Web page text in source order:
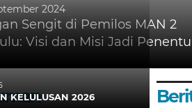
2024
Sengit di Pemilos MAN 2
Visi dan Misi Jadi Penentu
KELULUSAN 2026